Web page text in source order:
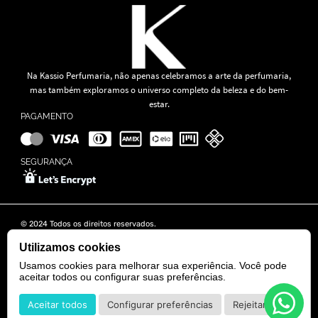
Na Kassio Perfumaria, não apenas celebramos a arte da perfumaria,
mas também exploramos o universo completo da beleza e do bem-
estar.
PAGAMENTO
SEGURANÇA
© 2024 Todos os direitos reservados.
Rua Tapajós n° 481- Edifício B&B Business - 7° Andar - Vila Brasília -
POWERED BY DEVELOPED BY
Utilizamos cookies
Usamos cookies para melhorar sua experiência. Você pode
aceitar todos ou configurar suas preferências.
Aceitar todos Configurar preferências Rejeitar